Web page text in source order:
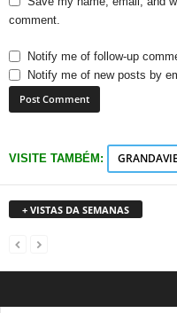
comment.
Notify me of follow-up
Notify me of new posts by
VISITE TAMBÉM:
+ VISTAS DA SEMANAS